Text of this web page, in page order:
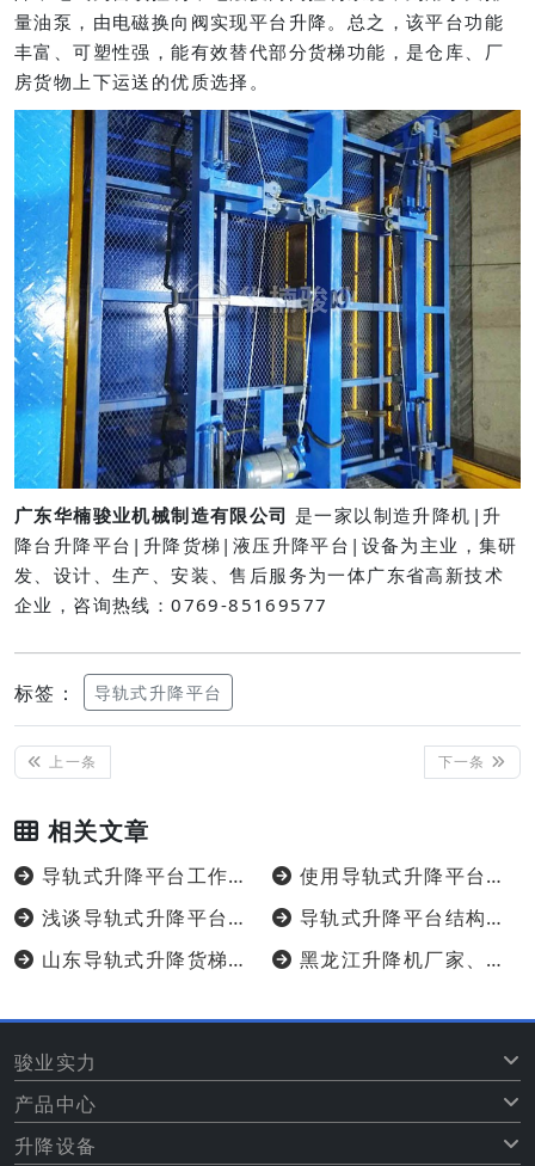
量油泵，由电磁换向阀实现平台升降。总之，该平台功能
丰富、可塑性强，能有效替代部分货梯功能，是仓库、厂
房货物上下运送的优质选择。
广东华楠骏业机械制造有限公司 是一家以制造升降机|升
降台升降平台|升降货梯|液压升降平台|设备为主业，集研
发、设计、生产、安装、售后服务为一体广东省高新技术
企业，咨询热线：0769-85169577
标签： 导轨式升降平台
上一条 下一条
相关文章
导轨式升降平台工作原理安全规范
使用导轨式升降平台必须遵循安全操作要求
浅谈导轨式升降平台的特点
导轨式升降平台结构特点及优势
山东导轨式升降货梯的优势
黑龙江升降机厂家、导轨式升降平台厂家
骏业实力
产品中心
升降设备